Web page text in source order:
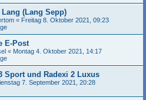
(Lang Sepp)
« Freitag 8. Oktober 2021, 09:23
E-Post
« Montag 4. Oktober 2021, 14:17
Sport und Radexi 2 Luxus
7. September 2021, 20:28